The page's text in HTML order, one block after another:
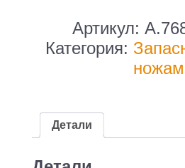
для
ножей/
мультитулов
черный
Артикул:
Категория:
ножам
Детали